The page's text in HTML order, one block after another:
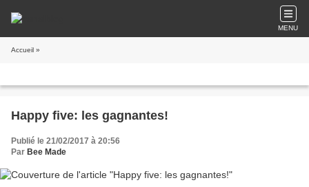
MENU
Accueil »
Happy five: les gagnantes!
Publié le 21/02/2017 à 20:56
Par Bee Made